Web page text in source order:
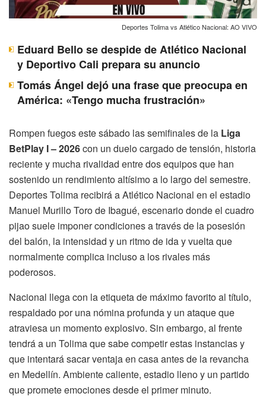
Deportes Tolima vs Atlético Nacional: AO VIVO
Eduard Bello se despide de Atlético Nacional
y Deportivo Cali prepara su anuncio
Tomás Ángel dejó una frase que preocupa en
América: «Tengo mucha frustración»
Rompen fuegos este sábado las semifinales de la Liga
BetPlay I – 2026con un duelo cargado de tensión, historia
reciente y mucha rivalidad entre dos equipos que han
sostenido un rendimiento altísimo a lo largo del semestre.
Deportes Tolima recibirá a Atlético Nacional en el estadio
Manuel Murillo Toro de Ibagué, escenario donde el cuadro
pijao suele imponer condiciones a través de la posesión
del balón, la intensidad y un ritmo de ida y vuelta que
normalmente complica incluso a los rivales más
poderosos.
Nacional llega con la etiqueta de máximo favorito al título,
respaldado por una nómina profunda y un ataque que
atraviesa un momento explosivo. Sin embargo, al frente
tendrá a un Tolima que sabe competir estas instancias y
que intentará sacar ventaja en casa antes de la revancha
en Medellín. Ambiente caliente, estadio lleno y un partido
que promete emociones desde el primer minuto.